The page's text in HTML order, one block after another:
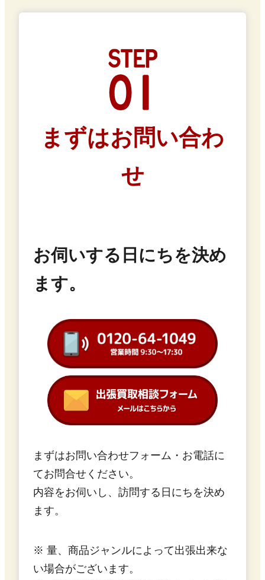
まずはお問い合わ
せ
お伺いする日にちを決め
ます。
まずはお問い合わせフォーム・お電話に
てお問合せください。
内容をお伺いし、訪問する日にちを決め
ます。
※ 量、商品ジャンルによって出張出来な
い場合がございます。